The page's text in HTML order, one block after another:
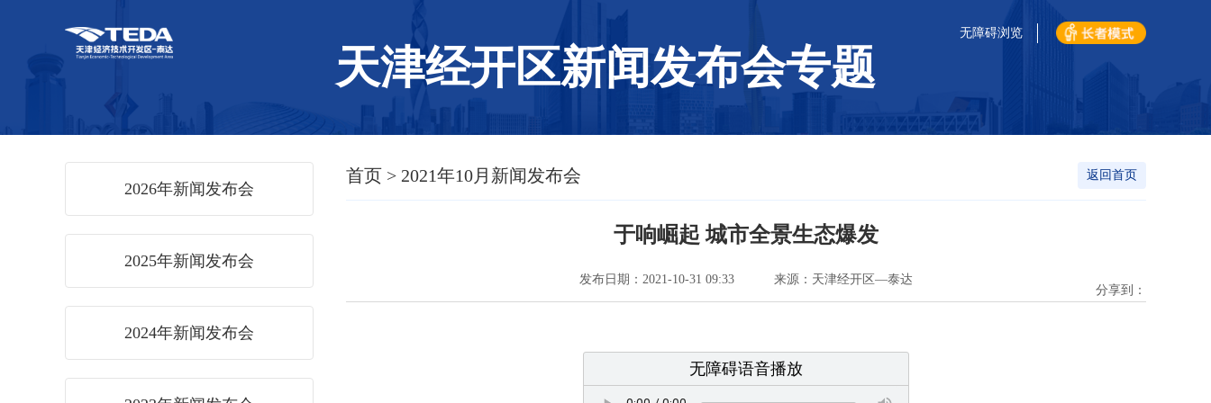
无障碍浏览
天津经开区新闻发布会专题
2026年新闻发布会
2025年新闻发布会
2024年新闻发布会
首页 > 2021年10月新闻发布会 返回首页
于响崛起 城市全景生态爆发
发布日期：2021-10-31 09:33
来源：天津经开区—泰达
分享到：
无障碍语音播放